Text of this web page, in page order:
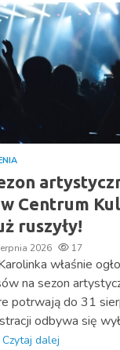
Centrum
ruszyły!
2026 17
właśnie
na sezon
potrwają do 31
odbywa się
Czytaj dalej